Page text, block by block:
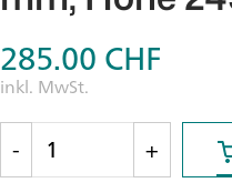
285.00CHF
inkl. MwSt.
- +